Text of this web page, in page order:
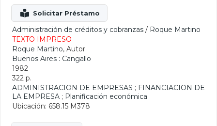
Administración de créditos y cobranzas / Roque Martino
TEXTO IMPRESO
Roque Martino, Autor
Buenos Aires : Cangallo
1982
322 p.
ADMINISTRACION DE EMPRESAS ; FINANCIACION DE
LA EMPRESA ; Planificación económica
Ubicación: 658.15 M378